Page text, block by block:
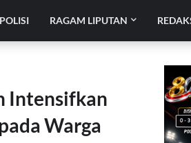
POLISI RAGAM LIPUTAN
Intensifkan
Warga